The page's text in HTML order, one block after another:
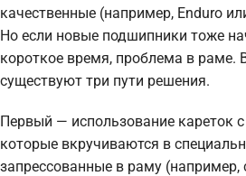
качественные (например, Enduro
Но если новые подшипники тоже
короткое время, проблема в раме.
существуют три пути решения.
Первый — использование кареток
которые вкручиваются в
запрессованные в раму (например,